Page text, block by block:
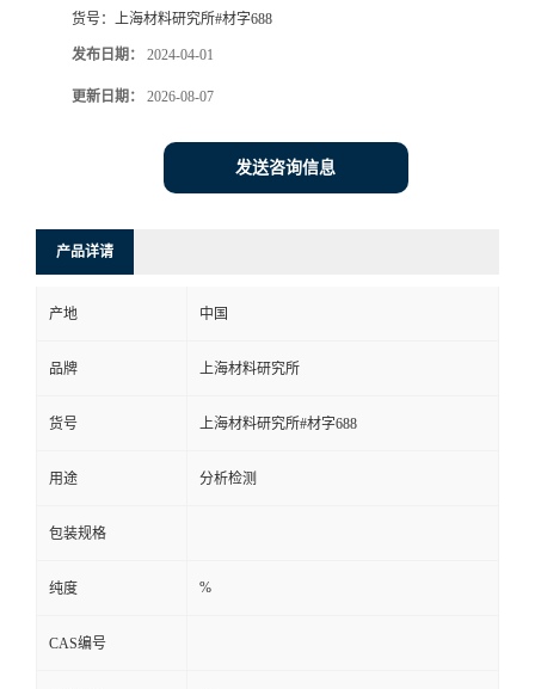
货号： 上海材料研究所#材字688
发布日期： 2024-04-01
更新日期： 2026-08-07
发送咨询信息
产品详请
产地 中国
品牌 上海材料研究所
货号 上海材料研究所#材字688
用途 分析检测
包装规格
纯度 %
CAS编号